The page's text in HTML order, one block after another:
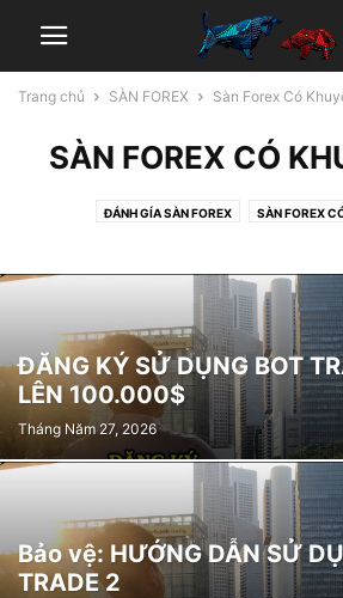
Trang chủ SÀN FOREX Sàn Forex Có
SÀN FOREX CÓ
ĐÁNH GÍA SÀN FOREX SÀN FOREX
ĐĂNG KÝ SỬ DỤNG BOT
LÊN 100.000$
Tháng Năm 27, 2026
Bảo vệ: HƯỚNG DẪN SỬ
TRADE 2